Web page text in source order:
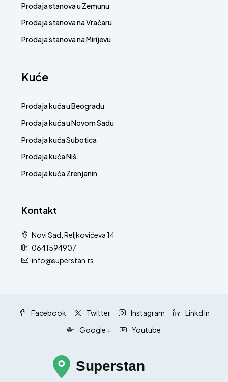
Prodaja stanova u Zemunu
Prodaja stanova na Vračaru
Prodaja stanova na Mirijevu
Kuće
Prodaja kuća u Beogradu
Prodaja kuća u Novom Sadu
Prodaja kuća Subotica
Prodaja kuća Niš
Prodaja kuća Zrenjanin
Kontakt
Novi Sad, Reljkovićeva 14
0641594907
info@superstan.rs
Facebook Twitter Instagram
Linkd in
Google +
Youtube